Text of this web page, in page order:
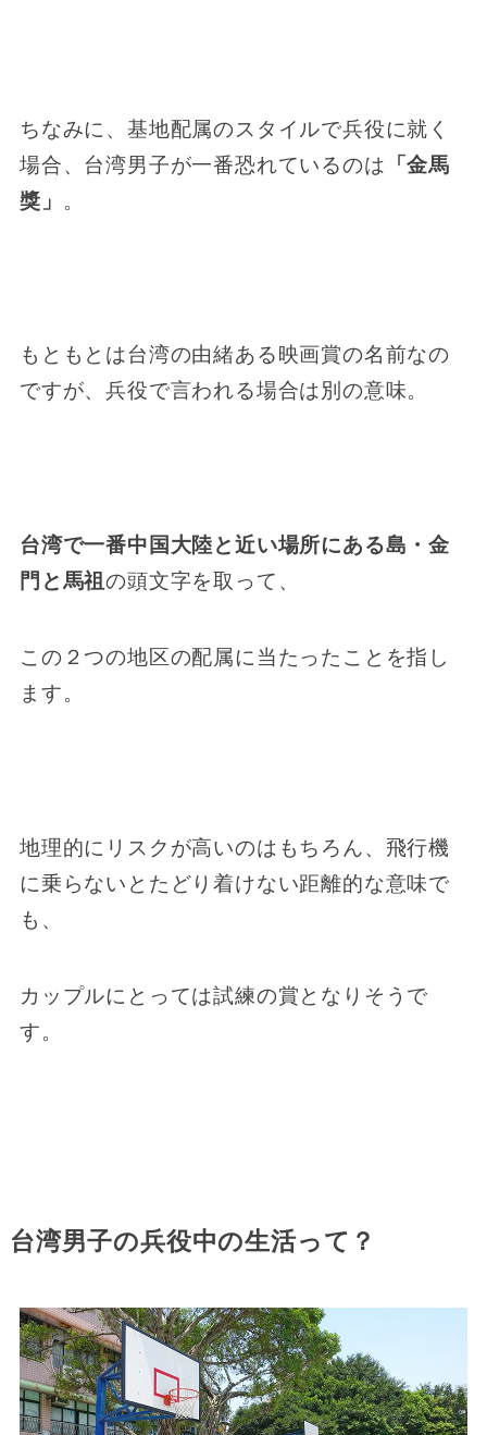
ちなみに、基地配属のスタイルで兵役に就く
場合、台湾男子が一番恐れているのは 「金馬
獎」
。
もともとは台湾の由緒ある映画賞の名前なの
ですが、兵役で言われる場合は別の意味。
台湾で一番中国大陸と近い場所にある島・金
門と馬祖の頭文字を取って、
この２つの地区の配属に当たったことを指し
ます。
地理的にリスクが高いのはもちろん、飛行機
に乗らないとたどり着けない距離的な意味で
も、
カップルにとっては試練の賞となりそうで
す。
台湾男子の兵役中の生活って？